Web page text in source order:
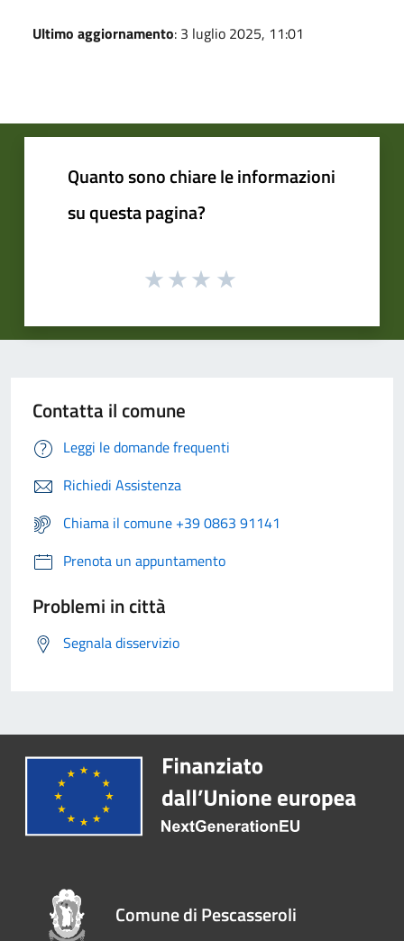
Ultimo aggiornamento: 3 luglio 2025, 11:01
Quanto sono chiare le informazioni
su questa pagina?
Contatta il comune
Leggi le domande frequenti
Richiedi Assistenza
Chiama il comune +39 0863 91141
Prenota un appuntamento
Problemi in città
Segnala disservizio
Comune di Pescasseroli